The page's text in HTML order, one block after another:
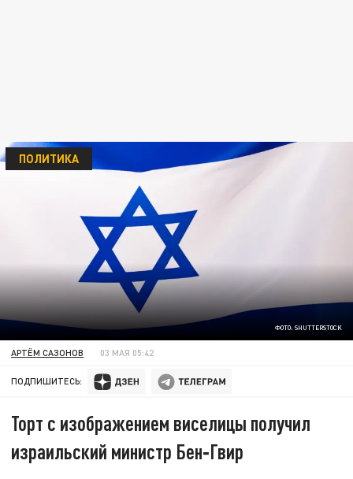
ФОТО: SHUTTERSTOCK
ПОЛИТИКА
АРТЁМ САЗОНОВ 03 МАЯ 05:42
ПОДПИШИТЕСЬ:
Торт с изображением виселицы получил
израильский министр Бен‑Гвир